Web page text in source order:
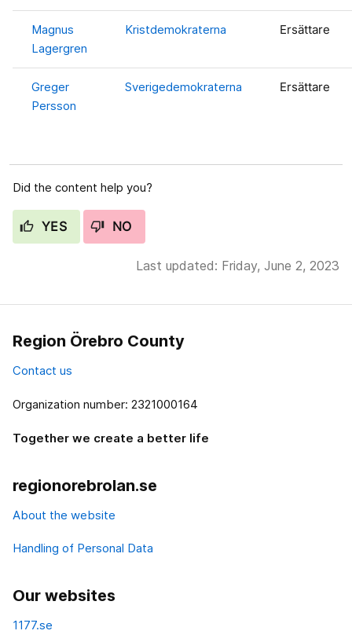
Magnus
Lagergren
Kristdemokraterna Ersättare
Greger
Persson
Sverigedemokraterna Ersättare
Did the content help you?
YES NO
Last updated: Friday, June 2, 2023
Region Örebro County
Contact us
Organization number: 2321000164
Together we create a better life
regionorebrolan.se
About the website
Handling of Personal Data
Our websites
1177.se